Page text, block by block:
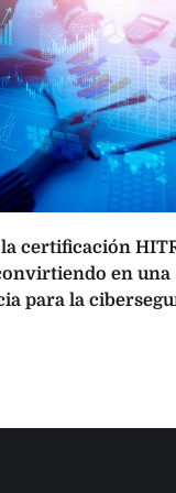
certificación
en una
para la